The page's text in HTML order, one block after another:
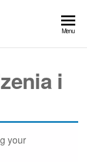
Menu
i
your